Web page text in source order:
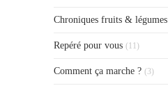
Chroniques fruits & légumes
Repéré pour vous (11)
Comment ça marche ? (3)